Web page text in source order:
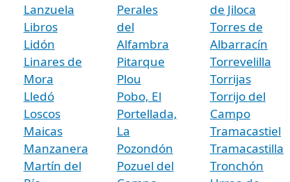
Lanzuela
Libros
Lidón
Linares de
Mora
Lledó
Loscos
Maicas
Manzanera
Martín del
Perales
del
Alfambra
Pitarque
Plou
Pobo, El
Portellada,
La
Pozondón
Pozuel del
de Jiloca
Torres de
Albarracín
Torrevelilla
Torrijas
Torrijo del
Campo
Tramacastiel
Tramacastilla
Tronchón